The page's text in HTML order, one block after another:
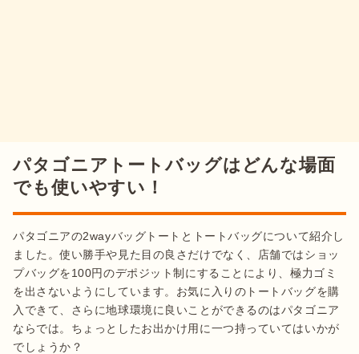
パタゴニアトートバッグはどんな場面
でも使いやすい！
パタゴニアの2wayバッグトートとトートバッグについて紹介し
ました。使い勝手や見た目の良さだけでなく、店舗ではショッ
プバッグを100円のデポジット制にすることにより、極力ゴミ
を出さないようにしています。お気に入りのトートバッグを購
入できて、さらに地球環境に良いことができるのはパタゴニア
ならでは。ちょっとしたお出かけ用に一つ持っていてはいかが
でしょうか？